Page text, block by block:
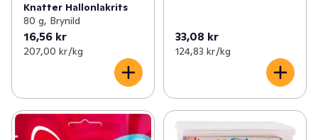
Knatter Hallonlakrits
80 g, Brynild
16,56 kr
207,00 kr /kg
33,08 kr
124,83 kr /kg